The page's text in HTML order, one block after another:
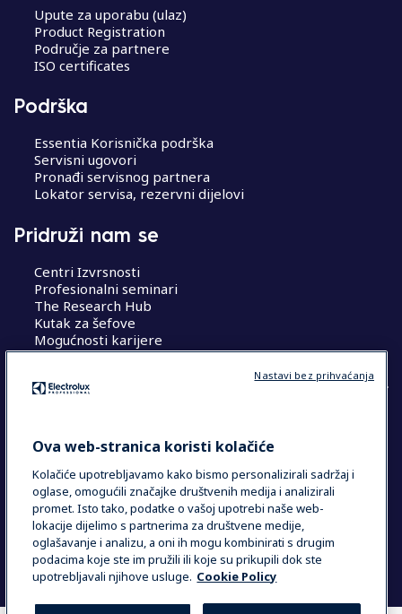
Upute za uporabu (ulaz)
Product Registration
Područje za partnere
ISO certificates
Podrška
Essentia Korisnička podrška
Servisni ugovori
Pronađi servisnog partnera
Lokator servisa, rezervni dijelovi
Pridruži nam se
Centri Izvrsnosti
Profesionalni seminari
The Research Hub
Kutak za šefove
Mogućnosti karijere
COUNTRY AND LANGUAGE
Data Privacy Statement
Cookie Policy
Uvjeti i odredbe
Ova web-stranica koristi kolačiće
Kolačiće upotrebljavamo kako bismo personalizirali sadržaj i
oglase, omogućili značajke društvenih medija i analizirali
promet. Isto tako, podatke o vašoj upotrebi naše web-
lokacije dijelimo s partnerima za društvene medije,
oglašavanje i analizu, a oni ih mogu kombinirati s drugim
podacima koje ste im pružili ili koje su prikupili dok ste
upotrebljavali njihove usluge. Cookie Policy
Nastavi bez prihvaćanja